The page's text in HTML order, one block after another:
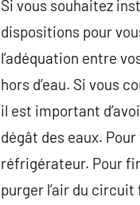
Si vous souhaitez
dispositions pour
l’adéquation entre
hors d’eau. Si vous
il est important
dégât des eaux.
réfrigérateur. Pour
purger l’air du